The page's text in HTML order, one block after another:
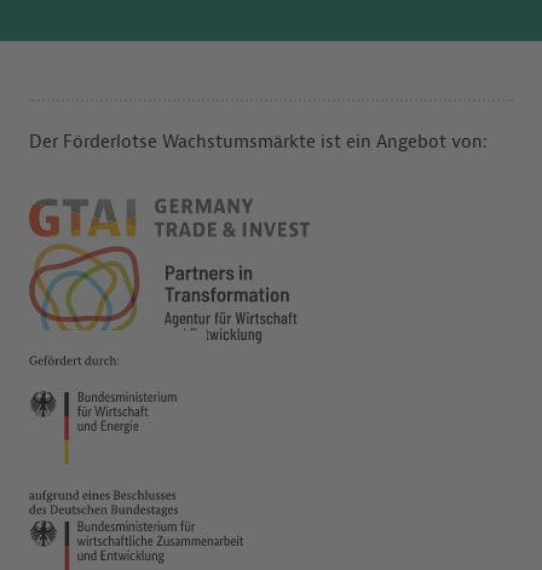
Der Förderlotse Wachstumsmärkte ist ein Angebot von: